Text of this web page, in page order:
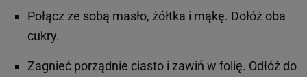
Połącz ze sobą masło, żółtka i mąkę. Dołóż oba
cukry.
Zagnieć porządnie ciasto i zawiń w folię. Odłóż do